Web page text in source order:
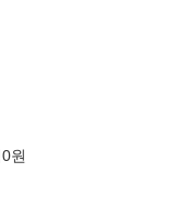
0원